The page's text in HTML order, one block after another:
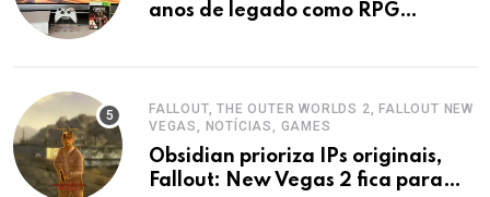
anos de legado como RPG
FALLOUT, THE OUTER WORLDS 2, FALLOUT NEW
VEGAS, NOTÍCIAS, GAMES
Obsidian prioriza IPs originais,
Fallout: New Vegas 2 fica para